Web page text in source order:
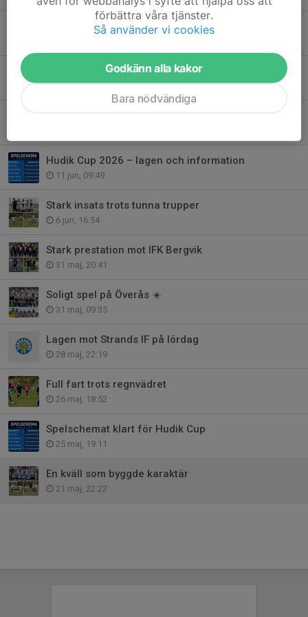
Hudik Cup - sista dagen
Hudik Cup fortsätter
13 jun, 22:16
Hudik Cup 2026 – lagen och information
11 jun, 09:49
Stark insats trots tunna trupper
6 jun, 16:54
Stark prestation mot IFK Bergvik
31 maj, 20:41
Soligt spel på Överås ☀️
31 maj, 09:35
Lagen mot Strands IF på lördag
28 maj, 22:19
Full fart trots regnvädret
26 maj, 18:52
Spelschemat klart för Hudik Cup
25 maj, 19:11
En kväll som byggde karaktär
21 maj, 22:22
förbättra våra tjänster.
Så använder vi cookies
Godkänn alla kakor
Bara nödvändiga